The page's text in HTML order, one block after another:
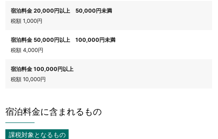
宿泊料金 20,000円以上 50,000円未満
税額 1,000円
宿泊料金 50,000円以上 100,000円未満
税額 4,000円
宿泊料金 100,000円以上
税額 10,000円
宿泊料金に含まれるもの
課税対象となるもの